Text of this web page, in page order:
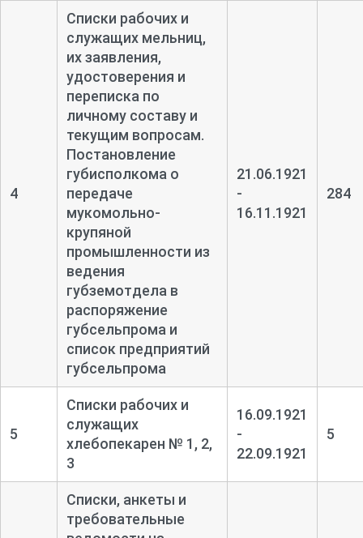
4
Списки рабочих и
служащих мельниц,
их заявления,
удостоверения и
переписка по
личному составу и
текущим вопросам.
Постановление
губисполкома о
передаче
мукомольно-
крупяной
промышленности из
ведения
губземотдела в
распоряжение
губсельпрома и
список предприятий
губсельпрома
21.06.1921
-
16.11.1921
284
5
Списки рабочих и
служащих
хлебопекарен № 1, 2,
3
16.09.1921
-
22.09.1921
5
Списки, анкеты и
требовательные